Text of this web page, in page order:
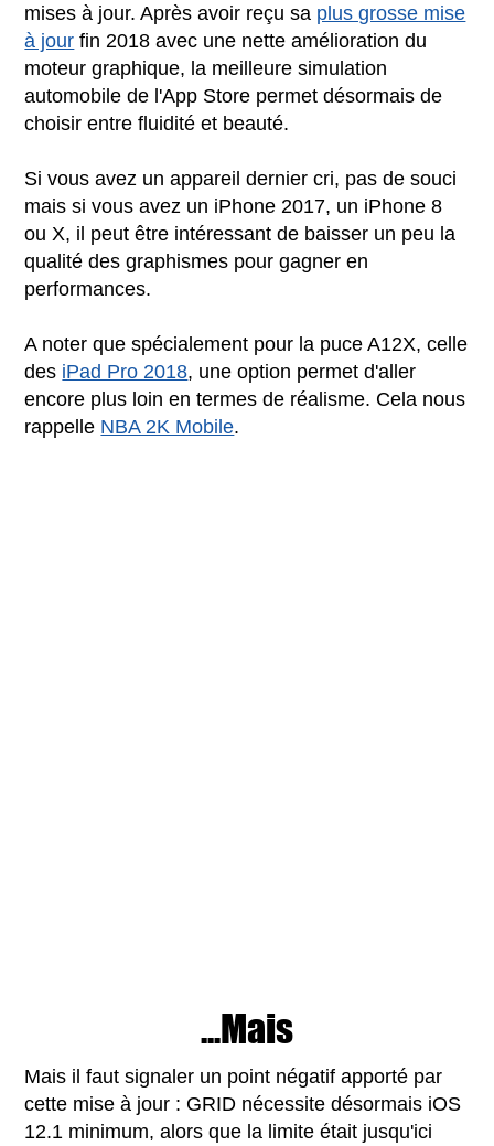
mises à jour. Après avoir reçu sa plus grosse mise
à jour fin 2018 avec une nette amélioration du
moteur graphique, la meilleure simulation
automobile de l'App Store permet désormais de
choisir entre fluidité et beauté.
Si vous avez un appareil dernier cri, pas de souci
mais si vous avez un iPhone 2017, un iPhone 8
ou X, il peut être intéressant de baisser un peu la
qualité des graphismes pour gagner en
performances.
A noter que spécialement pour la puce A12X, celle
des iPad Pro 2018, une option permet d'aller
encore plus loin en termes de réalisme. Cela nous
rappelle NBA 2K Mobile.
...Mais
Mais il faut signaler un point négatif apporté par
cette mise à jour : GRID nécessite désormais iOS
12.1 minimum, alors que la limite était jusqu'ici